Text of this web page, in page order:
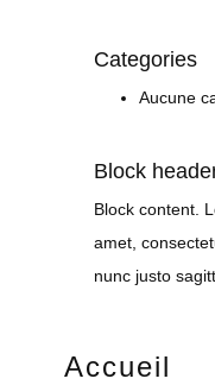
Categories
Aucune
Block
Block content.
amet,
nunc justo
Accueil